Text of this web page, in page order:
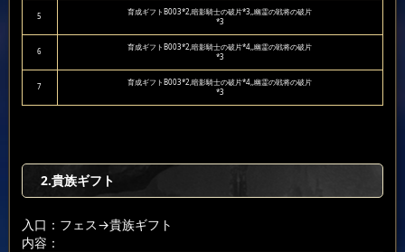
5
育成ギフトB003*2,暗影騎士の破片*3,,幽霊の戦将の破片
*3
6
育成ギフトB003*2,暗影騎士の破片*4,,幽霊の戦将の破片
*3
7
育成ギフトB003*2,暗影騎士の破片*4,,幽霊の戦将の破片
*3
2.貴族ギフト
入口：フェス→貴族ギフト
内容：